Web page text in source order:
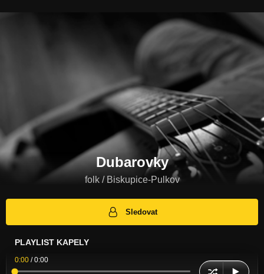
Dubarovky
folk / Biskupice-Pulkov
Sledovat
PLAYLIST KAPELY
0:00 /0:00